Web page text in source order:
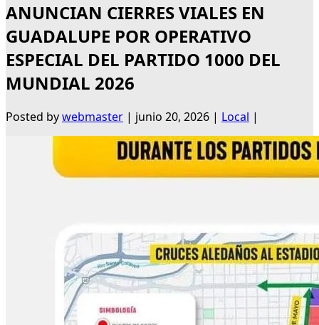
ANUNCIAN CIERRES VIALES EN
GUADALUPE POR OPERATIVO
ESPECIAL DEL PARTIDO 1000 DEL
MUNDIAL 2026
Posted bywebmaster | junio 20, 2026 | Local |